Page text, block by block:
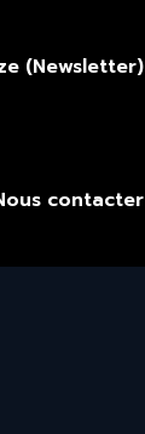
(Newsletter)
contacter